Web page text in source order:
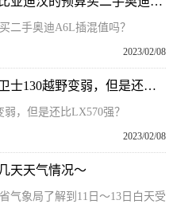
二手奥迪A6L插混值吗？
2023/02/08
观天下！加长后卖价涨17万，卫士130越野变弱，但是还比LX570强？
，但是还比LX570强？
2023/02/08
天天气情况～
气象局了解到11日～13日白天受